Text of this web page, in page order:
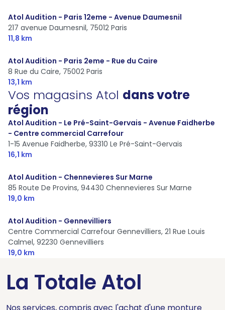
Atol Audition - Paris 12eme - Avenue Daumesnil
217 avenue Daumesnil, 75012 Paris
11,8 km
Atol Audition - Paris 2eme - Rue du Caire
8 Rue du Caire, 75002 Paris
13,1 km
Vos magasins Atol dans votre
région
Atol Audition - Le Pré-Saint-Gervais - Avenue Faidherbe
- Centre commercial Carrefour
1-15 Avenue Faidherbe, 93310 Le Pré-Saint-Gervais
16,1 km
Atol Audition - Chennevieres Sur Marne
85 Route De Provins, 94430 Chennevieres Sur Marne
19,0 km
Atol Audition - Gennevilliers
Centre Commercial Carrefour Gennevilliers, 21 Rue Louis
Calmel, 92230 Gennevilliers
19,0 km
La Totale Atol
Nos services, compris avec l'achat d'une monture